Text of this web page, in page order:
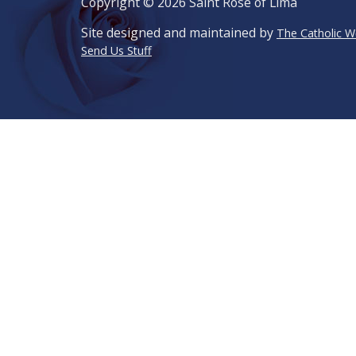
Site designed and maintained by The Catholic
Send Us Stuff